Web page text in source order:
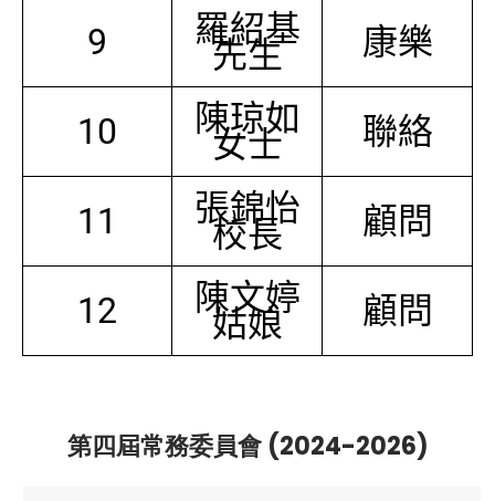
9 羅紹基
先生 康樂
10 陳琼如
女士 聯絡
11 張錦怡
校長 顧問
12 陳文婷
姑娘 顧問
第四屆常務委員會 (2024-2026)